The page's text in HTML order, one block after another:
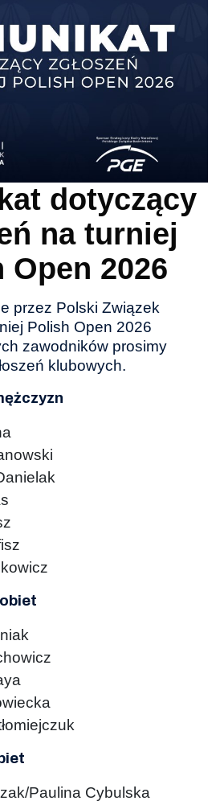
dotyczący
na turniej
Open 2026
przez Polski Związek
Polish Open 2026
zawodników prosimy
klubowych.
Paulina Cybulska